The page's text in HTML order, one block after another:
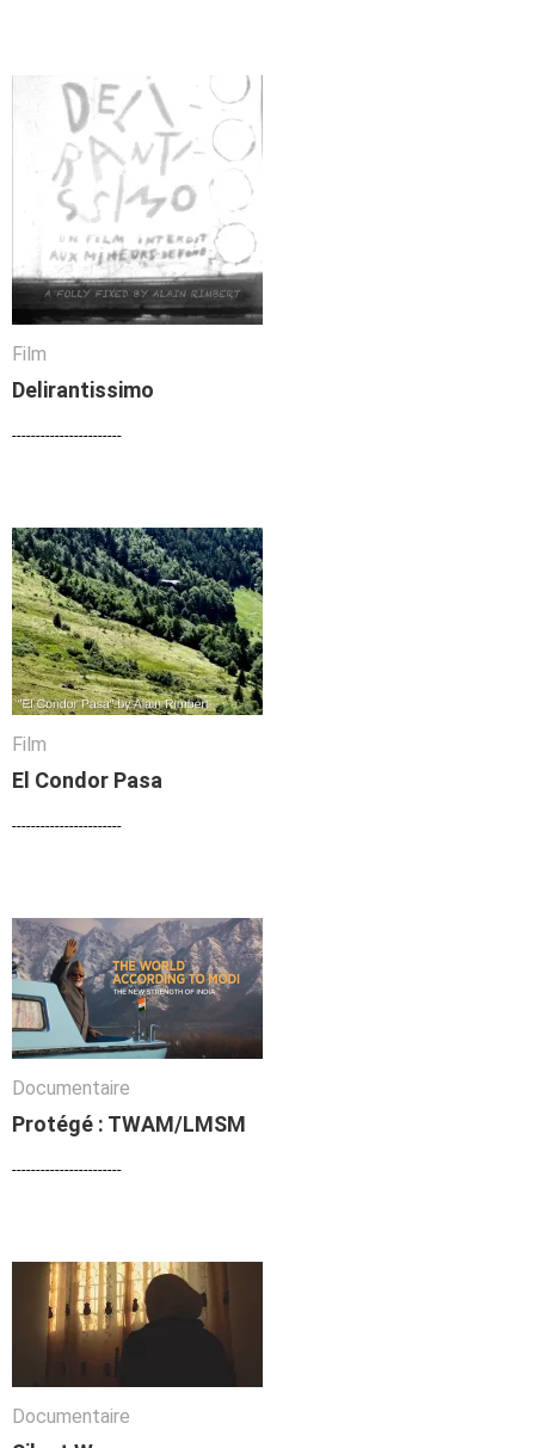
Film
Delirantissimo
-----------------------
Film
Delirantissimo
-----------------------
Film
El Condor Pasa
-----------------------
Film
El Condor Pasa
-----------------------
Documentaire
Protégé : TWAM/LMSM
-----------------------
Documentaire
Protégé : TWAM/LMSM
-----------------------
Documentaire
Documentaire